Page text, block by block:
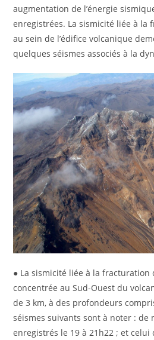
augmentation de l’énergie
enregistrées. La sismicité liée à la
au sein de l’édifice volcanique
quelques séismes associés à la
● La sismicité liée à la fracturation
concentrée au Sud-Ouest du
de 3 km, à des profondeurs
séismes suivants sont à noter : de
enregistrés le 19 à 21h22 ; et celui